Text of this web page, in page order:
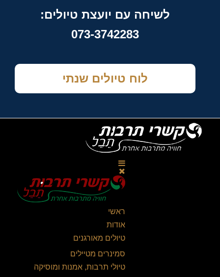
לשיחה עם יועצת טיולים:
073-3742283
לוח טיולים שנתי
ראשי
אודות
טיולים מאורגנים
סמינרים מטיילים
טיולי תרבות, אמנות ומוסיקה